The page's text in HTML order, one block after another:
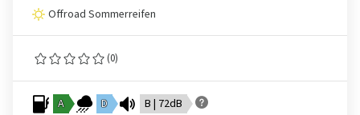
Offroad Sommerreifen
(0)
A D B | 72dB